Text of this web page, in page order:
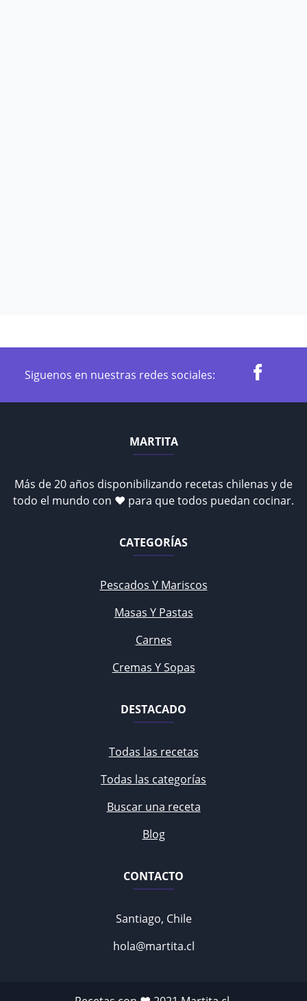
Siguenos en nuestras redes sociales:
MARTITA
Más de 20 años disponibilizando recetas chilenas y de
todo el mundo con ♥ para que todos puedan cocinar.
CATEGORÍAS
Pescados Y Mariscos
Masas Y Pastas
Carnes
Cremas Y Sopas
DESTACADO
Todas las recetas
Todas las categorías
Buscar una receta
Blog
CONTACTO
Santiago, Chile
hola@martita.cl